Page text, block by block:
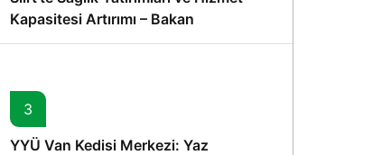
Kapasitesi Artırımı – Bakan
Memişoğlu’nun Ziyareti
3
YYÜ Van Kedisi Merkezi: Yaz